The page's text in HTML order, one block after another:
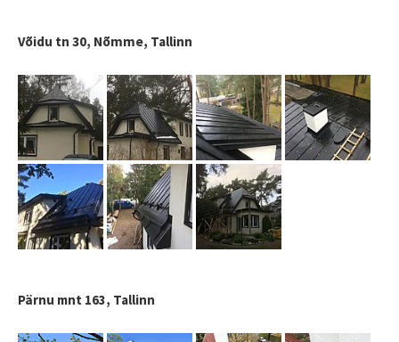
Võidu tn 30, Nõmme, Tallinn
Pärnu mnt 163, Tallinn